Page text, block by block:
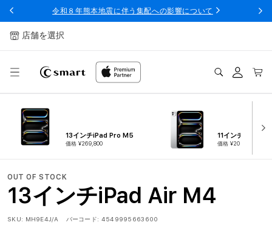
プ
令和８年熊本地震に伴う集配への影響について
店舗を選択
イン
ト
13インチiPad Pro M5
価格 ¥269,800
11インチiPad
価格 ¥209,800
OUT OF STOCK
13インチiPad Air M4
SKU: MH9E4J/A バーコード: 4549995663600